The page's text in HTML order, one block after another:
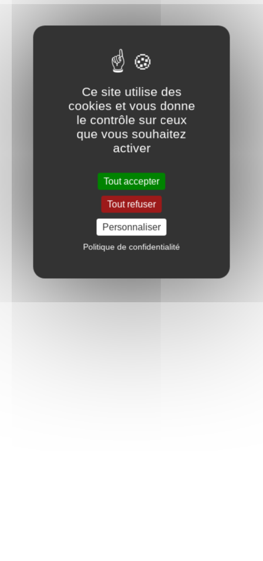
Ce site utilise des
cookies et vous donne
le contrôle sur ceux
que vous souhaitez
activer
Tout accepter
Tout refuser
Personnaliser
Politique de confidentialité